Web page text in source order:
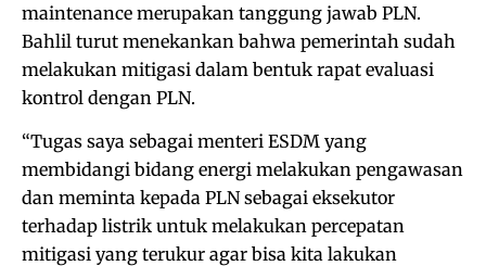
maintenance merupakan tanggung jawab PLN.
Bahlil turut menekankan bahwa pemerintah sudah
melakukan mitigasi dalam bentuk rapat evaluasi
kontrol dengan PLN.
“Tugas saya sebagai menteri ESDM yang
membidangi bidang energi melakukan pengawasan
dan meminta kepada PLN sebagai eksekutor
terhadap listrik untuk melakukan percepatan
mitigasi yang terukur agar bisa kita lakukan